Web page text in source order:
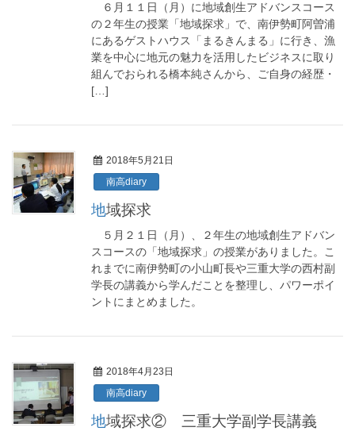
６月１１日（月）に地域創生アドバンスコース
の２年生の授業「地域探求」で、南伊勢町阿曽浦
にあるゲストハウス「まるきんまる」に行き、漁
業を中心に地元の魅力を活用したビジネスに取り
組んでおられる橋本純さんから、ご自身の経歴・
[…]
2018年5月21日
南高diary
地域探求
５月２１日（月）、２年生の地域創生アドバン
スコースの「地域探求」の授業がありました。こ
れまでに南伊勢町の小山町長や三重大学の西村副
学長の講義から学んだことを整理し、パワーポイ
ントにまとめました。
2018年4月23日
南高diary
地域探求② 三重大学副学長講義